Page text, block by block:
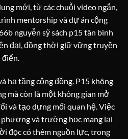
mới, từ các chuỗi video ngắn,
mentorship và dự án cộng
nguyễn sỹ sách p15 tân bình
đại, đồng thời giữ vững truyền
hạ tầng cộng đồng. P15 không
mà còn là một không gian mở
và tạo dựng mối quan hệ. Việc
và trường học mang lại
đọc có thêm nguồn lực, trong